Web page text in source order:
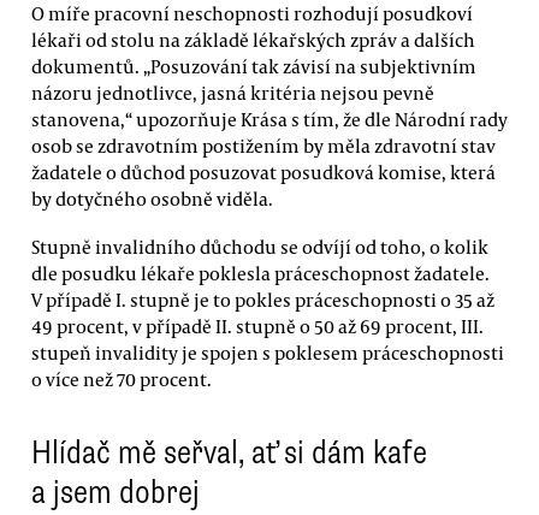
O míře pracovní neschopnosti rozhodují posudkoví
lékaři od stolu na základě lékařských zpráv a dalších
dokumentů. „Posuzování tak závisí na subjektivním
názoru jednotlivce, jasná kritéria nejsou pevně
stanovena,“ upozorňuje Krása s tím, že dle Národní rady
osob se zdravotním postižením by měla zdravotní stav
žadatele o důchod posuzovat posudková komise, která
by dotyčného osobně viděla.
Stupně invalidního důchodu se odvíjí od toho, o kolik
dle posudku lékaře poklesla práceschopnost žadatele.
V případě I. stupně je to pokles práceschopnosti o 35 až
49 procent, v případě II. stupně o 50 až 69 procent, III.
stupeň invalidity je spojen s poklesem práceschopnosti
o více než 70 procent.
Hlídač mě seřval, ať si dám kafe
a jsem dobrej